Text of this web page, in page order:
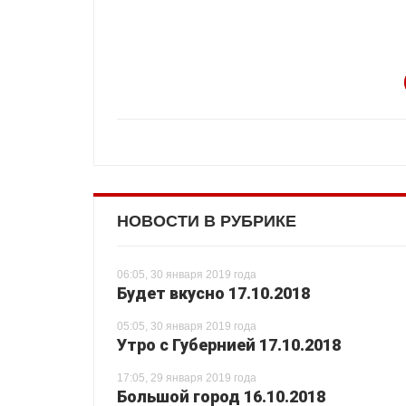
НОВОСТИ В РУБРИКЕ
06:05, 30 января 2019 года
Будет вкусно 17.10.2018
05:05, 30 января 2019 года
Утро с Губернией 17.10.2018
17:05, 29 января 2019 года
Большой город 16.10.2018